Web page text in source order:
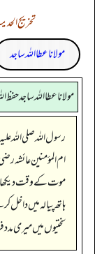
تخریج
مولانا عطا اللہ ساجد
مولانا عطا الله ساجد
رسول اللہ صلی اللہ
ام المؤمنین عائشہ
موت کے وقت دیکھا،
ہاتھ پیالہ میں داخل
سختیوں میں میری مدد